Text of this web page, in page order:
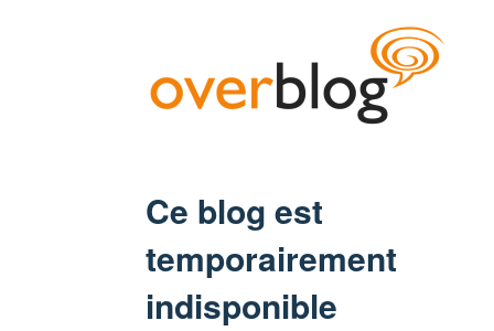
Ce blog est
temporairement
indisponible